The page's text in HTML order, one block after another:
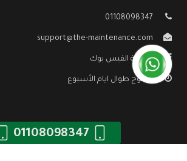
01108098347
support@the-maintenance.com
صفحة الفيس بوك
مفتوح طوال ايام الأسبوع
01108098347